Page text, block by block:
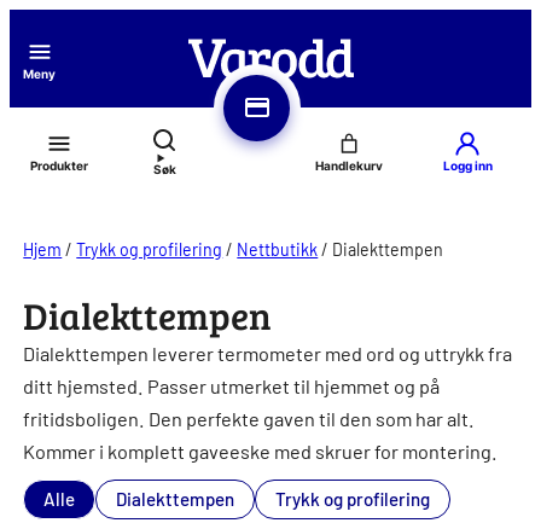
Meny
Produkter Søk Logg inn
Hjem /Trykk og profilering / Nettbutikk/ Dialekttempen
Dialekttempen
Dialekttempen leverer termometer med ord og uttrykk fra
ditt hjemsted. Passer utmerket til hjemmet og på
fritidsboligen. Den perfekte gaven til den som har alt.
Kommer i komplett gaveeske med skruer for montering.
Alle Dialekttempen Trykk og profilering